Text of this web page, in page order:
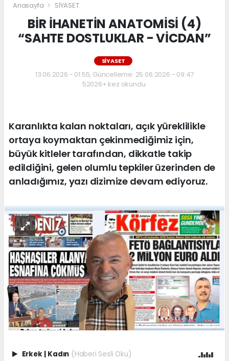
Anasayfa SİYASET
BİR İHANETİN ANATOMİSİ (4)
“SAHTE DOSTLUKLAR - VİCDAN”
SİYASET
13.06.2026 - 01:55, Güncelleme: 25.06.2026 - 09:47
52026+ kez okundu.
Karanlıkta kalan noktaları, açık yüreklilikle
ortaya koymaktan çekinmediğimiz için,
büyük kitleler tarafından, dikkatle takip
edildiğini, gelen olumlu tepkiler üzerinden de
anladığımız, yazı dizimize devam ediyoruz.
Erkek | Kadın (Haberi Sesli Oku)